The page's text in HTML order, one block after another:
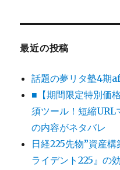
最近の投稿
話題の夢リタ塾4
■【期間限定特別価
須ツール！短縮URL
の内容がネタバレ
日経225先物”資産
ライデント225』の